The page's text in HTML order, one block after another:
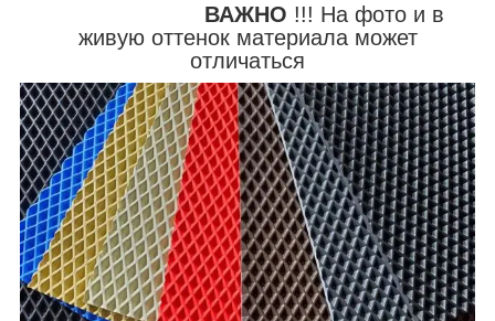
ВАЖНО !!! На фото и в
живую оттенок материала может
отличаться